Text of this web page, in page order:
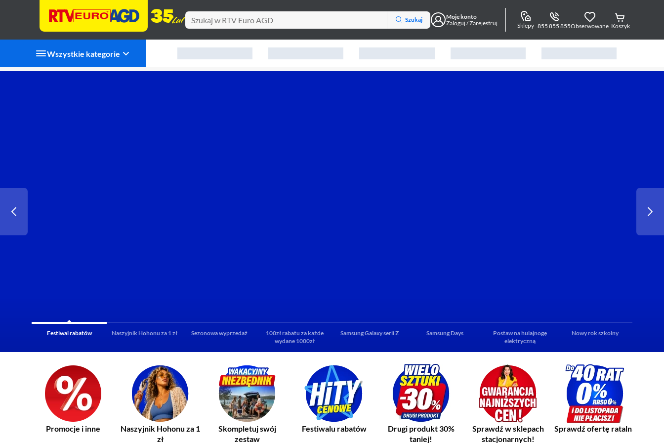
Szukaj
Moje konto
Zaloguj / Zarejestruj
Sklepy 855 855 855Obserwowane Koszyk
Wszystkie kategorie
RTV EURO AGD - Sklep internetowy RTV AGD Komputery Foto Telefony
Festiwal rabatów Naszyjnik Hohonu za 1 zł Sezonowa wyprzedaż
100zł rabatu za każde
wydane 1000zł
Samsung Galaxy serii Z Samsung Days
Postaw na hulajnogę
elektryczną
Nowy rok szkolny
Promocje i inne
Naszyjnik Hohonu za 1
zł
Skompletuj swój
zestaw
Festiwalu rabatów
Drugi produkt 30%
taniej!
Sprawdź w sklepach
stacjonarnych!
Sprawdź ofertę ratalną